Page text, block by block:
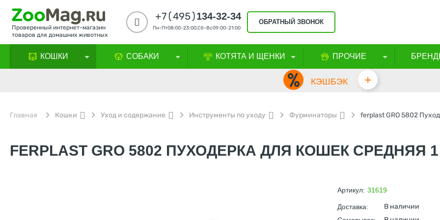
Проверенный интернет-магазин
товаров для домашних животных
+7(495)134-32-34
Пн-Пт08:00-23:00,Сб-Вс09:00-21:00
ОБРАТНЫЙ ЗВОНОК
КОШКИ СОБАКИ КОТЯТА И ЩЕНКИ ПРОЧИЕ
КЭШБЭК +
Главная Кошки Уход и содержание Инструменты по уходу Фурминаторы ferplast GRO 5802
FERPLAST GRO 5802 ПУХОДЕРКА ДЛЯ КОШЕК СРЕДНЯЯ
Артикул: 31619
Доставка: В наличии